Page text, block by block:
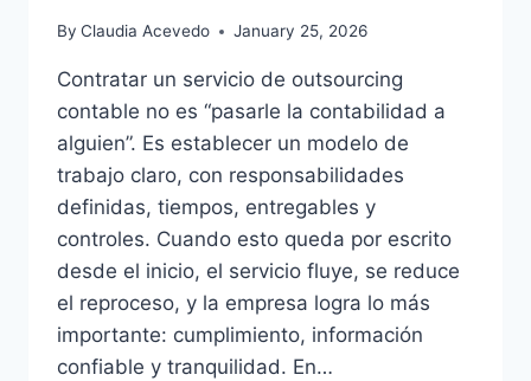
By Claudia Acevedo January 25, 2026
Contratar un servicio de outsourcing
contable no es “pasarle la contabilidad a
alguien”. Es establecer un modelo de
trabajo claro, con responsabilidades
definidas, tiempos, entregables y
controles. Cuando esto queda por escrito
desde el inicio, el servicio fluye, se reduce
el reproceso, y la empresa logra lo más
importante: cumplimiento, información
confiable y tranquilidad. En…